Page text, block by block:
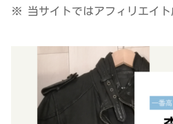
※ 当サイトではアフィリエイト